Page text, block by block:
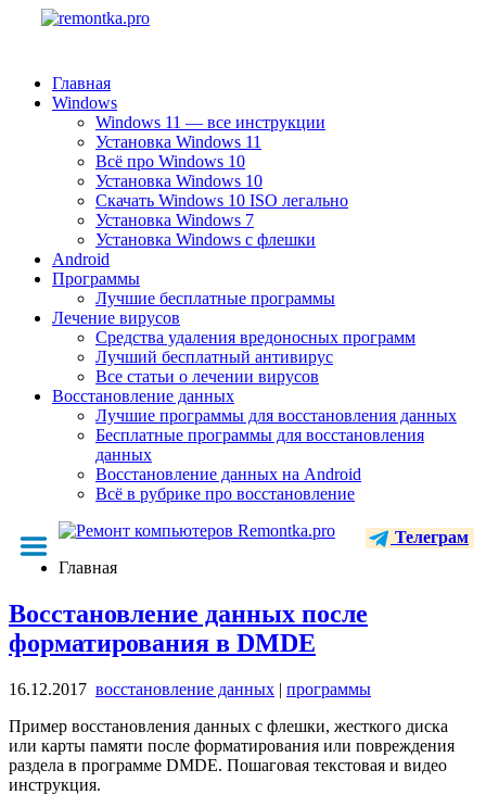
Главная
Windows
Windows 11 — все инструкции
Установка Windows 11
Всё про Windows 10
Установка Windows 10
Скачать Windows 10 ISO легально
Установка Windows 7
Установка Windows с флешки
Android
Программы
Лучшие бесплатные программы
Лечение вирусов
Средства удаления вредоносных программ
Лучший бесплатный антивирус
Все статьи о лечении вирусов
Восстановление данных
Лучшие программы для восстановления данных
Бесплатные программы для восстановления
данных
Восстановление данных на Android
Всё в рубрике про восстановление
Телеграм
Главная
Восстановление данных после
форматирования в DMDE
16.12.2017 восстановление данных | программы
Пример восстановления данных с флешки, жесткого диска
или карты памяти после форматирования или повреждения
раздела в программе DMDE. Пошаговая текстовая и видео
инструкция.